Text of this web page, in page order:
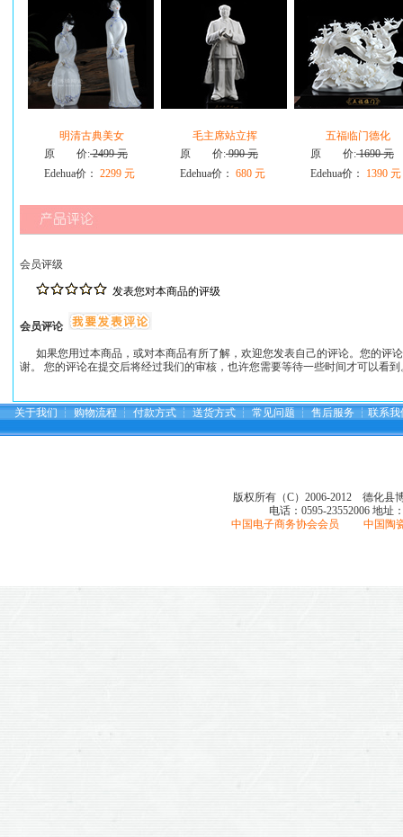
明清古典美女
原 价:2499 元
Edehua价： 2299 元
毛主席站立挥
原 价:990 元
Edehua价： 680 元
五福临门德化
原 价:1690 元
Edehua价：
1390 元
会员评级
发表您对本商品的评级
会员评论
如果您用过本商品，或对本商品有所了解，欢迎您发表自己的评论。您的评
谢。 您的评论在提交后将经过我们的审核，也许您需要等待一些时间才可以看
关于我们 ┆ 购物流程 ┆ 付款方式 ┆ 送货方式 ┆ 常见问题 ┆ 售后服务 ┆ 联系我
版权所有（C）2006-2012 德化县
电话：0595-23552006 地址
中国电子商务协会会员 中国陶